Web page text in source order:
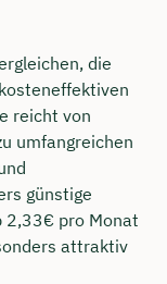
die
reicht von
umfangreichen
günstige
2,33€ pro Monat
attraktiv